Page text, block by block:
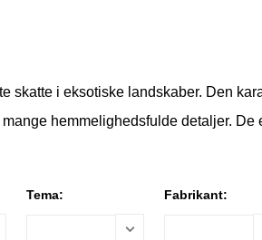
skatte i eksotiske landskaber. Den
hemmelighedsfulde detaljer.
Tema: Fabrikant: